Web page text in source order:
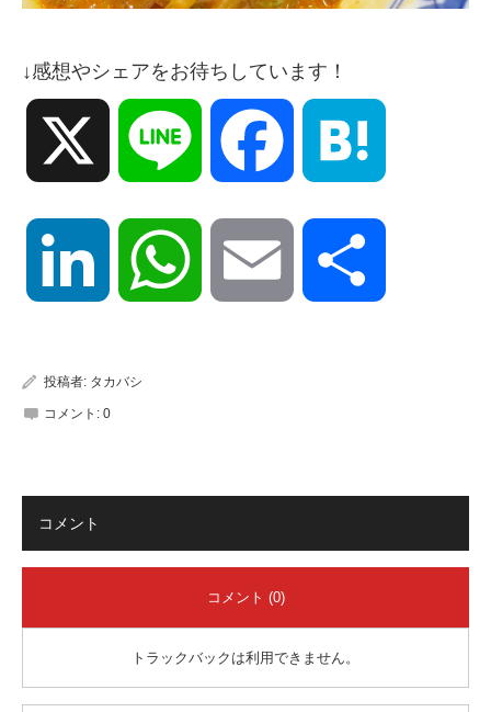
↓感想やシェアをお待ちしています！
Line Facebook
LinkedIn WhatsApp Email
投稿者: タカバシ
コメント: 0
コメント
コメント (0)
トラックバックは利用できません。